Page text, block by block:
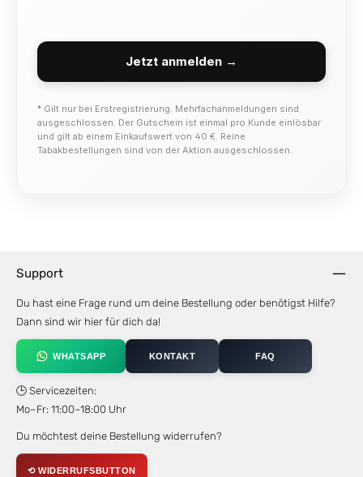
Jetzt anmelden →
* Gilt nur bei Erstregistrierung. Mehrfachanmeldungen sind
ausgeschlossen. Der Gutschein ist einmal pro Kunde einlösbar
und gilt ab einem Einkaufswert von 40 €. Reine
Tabakbestellungen sind von der Aktion ausgeschlossen.
Support
Du hast eine Frage rund um deine Bestellung oder benötigst Hilfe?
Dann sind wir hier für dich da!
WHATSAPP KONTAKT FAQ
🕒 Servicezeiten:
Mo–Fr: 11:00–18:00 Uhr
Du möchtest deine Bestellung widerrufen?
⟲ WIDERRUFSBUTTON